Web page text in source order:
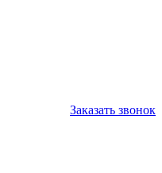
Заказать звонок